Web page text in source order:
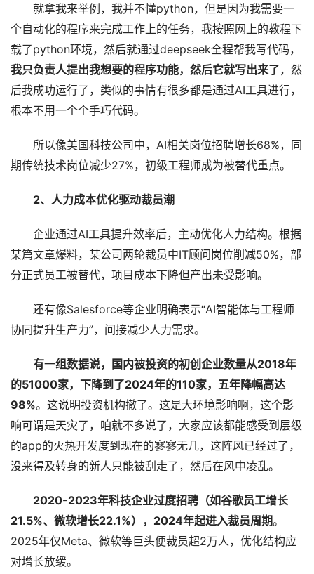
就拿我来举例，我并不懂python，但是因为我需要一
个自动化的程序来完成工作上的任务，我按照网上的教程下
载了python环境，然后就通过deepseek全程帮我写代码，
我只负责人提出我想要的程序功能，然后它就写出来了，然
后我成功运行了，类似的事情有很多都是通过AI工具进行，
根本不用一个个手巧代码。
所以像美国科技公司中，AI相关岗位招聘增长68%，同
期传统技术岗位减少27%，初级工程师成为被替代重点。
2、人力成本优化驱动裁员潮
企业通过AI工具提升效率后，主动优化人力结构。根据
某篇文章爆料，某公司两轮裁员中IT顾问岗位削减50%，部
分正式员工被替代，项目成本下降但产出未受影响。
还有像Salesforce等企业明确表示“AI智能体与工程师
协同提升生产力”，间接减少人力需求。
有一组数据说，国内被投资的初创企业数量从2018年
的51000家，下降到了2024年的110家，五年降幅高达
98%。这说明投资机构撤了。这是大环境影响啊，这个影
响可谓是天灾了，咱就不多说了，大家应该都能感受到层级
的app的火热开发度到现在的寥寥无几，这阵风已经过了，
没来得及转身的新人只能被刮走了，然后在风中凌乱。
2020-2023年科技企业过度招聘（如谷歌员工增长
21.5%、微软增长22.1%），2024年起进入裁员周期。
2025年仅Meta、微软等巨头便裁员超2万人，优化结构应
对增长放缓。